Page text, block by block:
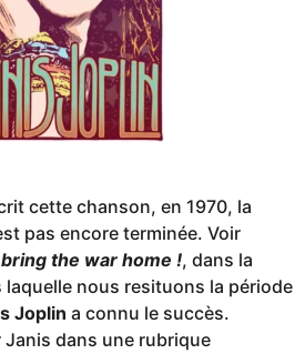
cette chanson, en 1970, la
pas encore terminée. Voir
the war home !, dans la
nous resituons la période
Joplin a connu le succès.
Janis dans une rubrique